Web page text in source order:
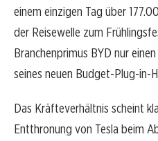
einem einzigen Tag über
der Reisewelle zum
Branchenprimus BYD nur
seines neuen Budget-Plug-in-
Das Kräfteverhältnis scheint
Entthronung von Tesla beim